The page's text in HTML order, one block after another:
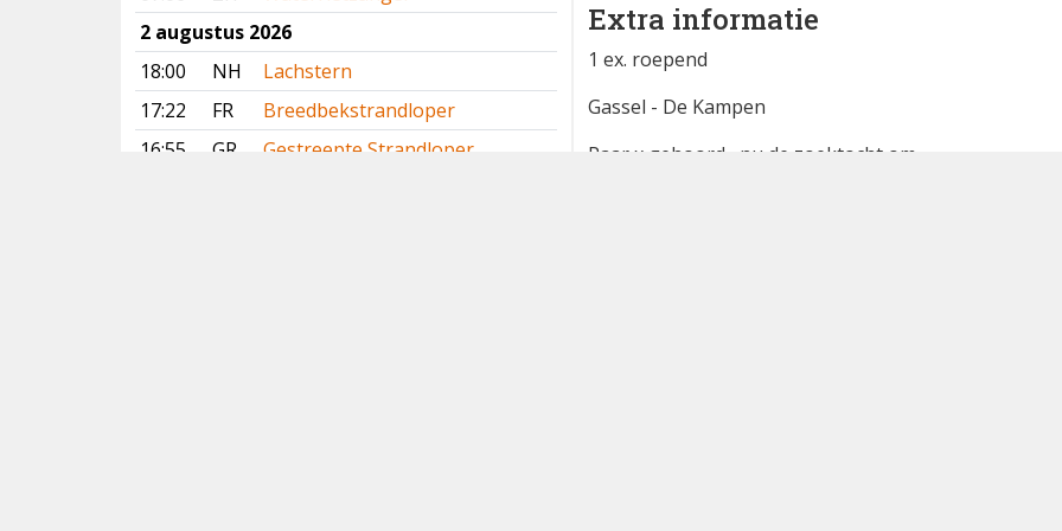
2 augustus 2026
18:00
NH
Lachstern
17:22
FR
Breedbekstrandloper
16:55
GR
Gestreepte Strandloper
waarneming.nl
Extra informatie